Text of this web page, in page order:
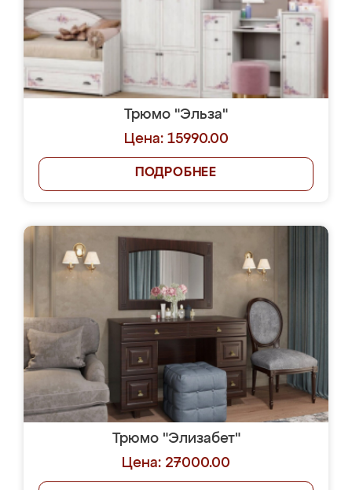
Трюмо "Эльза"
Цена: 15990.00
ПОДРОБНЕЕ
Трюмо "Элизабет"
Цена: 27000.00